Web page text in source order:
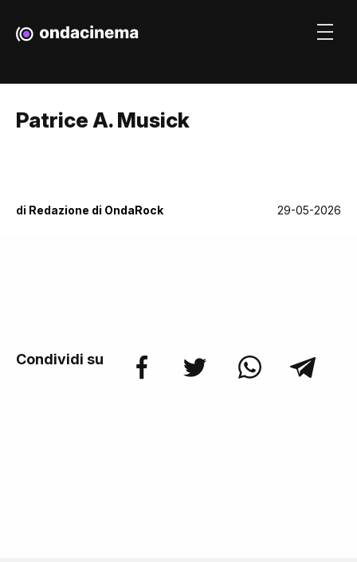
Patrice A. Musick
di Redazione di OndaRock 29-05-2026
Condividi su